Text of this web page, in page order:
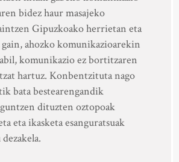
bidez haur masajeko
Gipuzkoako herrietan eta
ahozko komunikazioarekin
komunikazio ez bortitzaren
hartuz. Konbentzituta nago
bata bestearengandik
dituzten oztopoak
eta ikasketa esanguratsuak